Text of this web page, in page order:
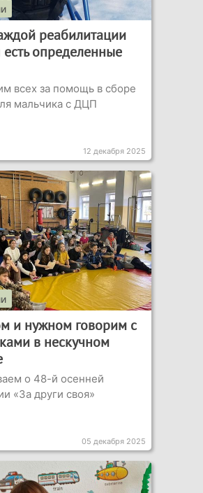
реабилитации
определенные
всех за помощь в сборе
мальчика с ДЦП
12 декабря 2025
и нужном говорим с
в нескучном
о 48-й осенней
«За други своя»
05 декабря 2025